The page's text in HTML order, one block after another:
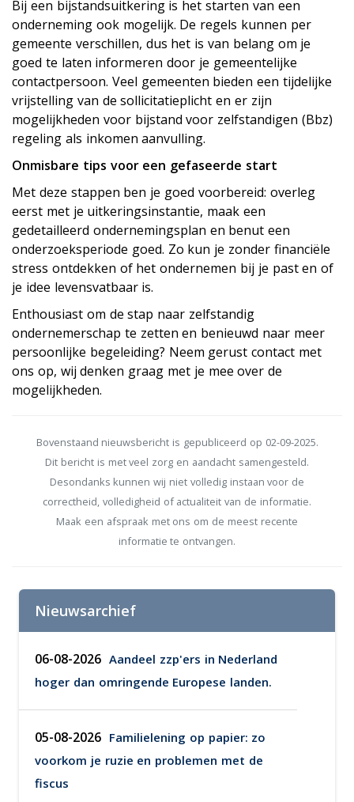
Bij een bijstandsuitkering is het starten van een
onderneming ook mogelijk. De regels kunnen per
gemeente verschillen, dus het is van belang om je
goed te laten informeren door je gemeentelijke
contactpersoon. Veel gemeenten bieden een tijdelijke
vrijstelling van de sollicitatieplicht en er zijn
mogelijkheden voor bijstand voor zelfstandigen (Bbz)
regeling als inkomen aanvulling.
Onmisbare tips voor een gefaseerde start
Met deze stappen ben je goed voorbereid: overleg
eerst met je uitkeringsinstantie, maak een
gedetailleerd ondernemingsplan en benut een
onderzoeksperiode goed. Zo kun je zonder financiële
stress ontdekken of het ondernemen bij je past en of
je idee levensvatbaar is.
Enthousiast om de stap naar zelfstandig
ondernemerschap te zetten en benieuwd naar meer
persoonlijke begeleiding? Neem gerust contact met
ons op, wij denken graag met je mee over de
mogelijkheden.
Bovenstaand nieuwsbericht is gepubliceerd op 02-09-2025.
Dit bericht is met veel zorg en aandacht samengesteld.
Desondanks kunnen wij niet volledig instaan voor de
correctheid, volledigheid of actualiteit van de informatie.
Maak een afspraak met ons om de meest recente
informatie te ontvangen.
Nieuwsarchief
06-08-2026 Aandeel zzp'ers in Nederland
hoger dan omringende Europese landen.
05-08-2026 Familielening op papier: zo
voorkom je ruzie en problemen met de
fiscus